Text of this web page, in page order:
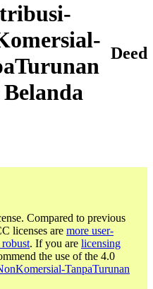
Belanda
Deed
Compared to previous
licenses are more user-
. If you are licensing
the use of the 4.0
TanpaTurunan